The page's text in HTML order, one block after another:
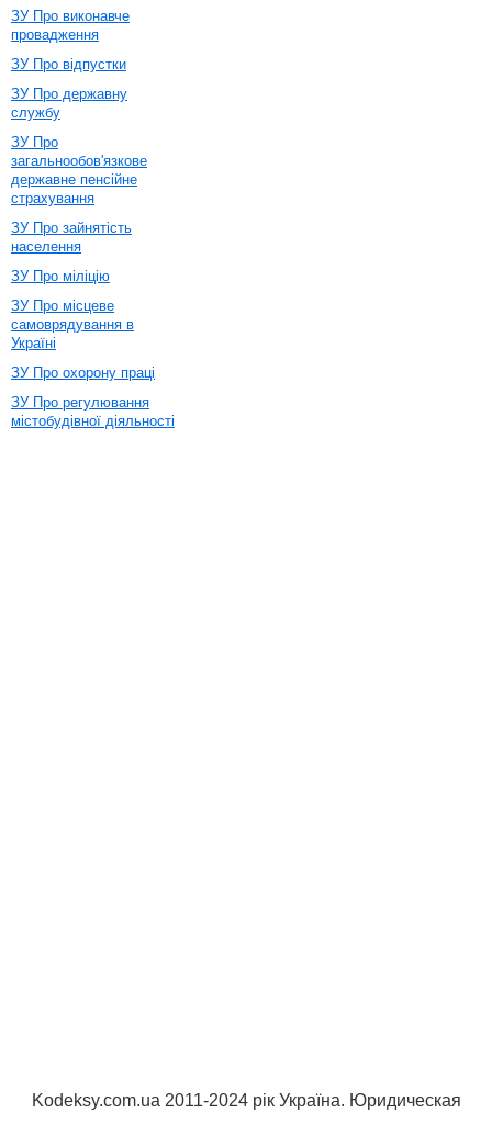
ЗУ Про виконавче
провадження
ЗУ Про відпустки
ЗУ Про державну
службу
ЗУ Про
загальнообов'язкове
державне пенсійне
страхування
ЗУ Про зайнятість
населення
ЗУ Про міліцію
ЗУ Про місцеве
самоврядування в
Україні
ЗУ Про охорону праці
ЗУ Про регулювання
містобудівної діяльності
Kodeksy.com.ua 2011-2024 рік Україна. Юридическая